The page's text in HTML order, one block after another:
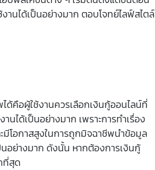
นได้เป็นอย่างมาก ตอบโจทย์ไลฟ์สไตล์
คือผู้ใช้งานควรเลือกเงินกู้ออนไลน์ที่
ได้เป็นอย่างมาก เพราะการทำเรื่อง
มีโอกาสสูงในการถูกมิจฉาชีพนำข้อมูล
นอย่างมาก ดังนั้น หากต้องการเงินกู้
ที่สุด